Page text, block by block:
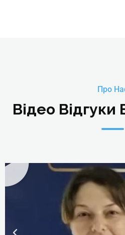
Жиленкова
Про
Відео Відгуки